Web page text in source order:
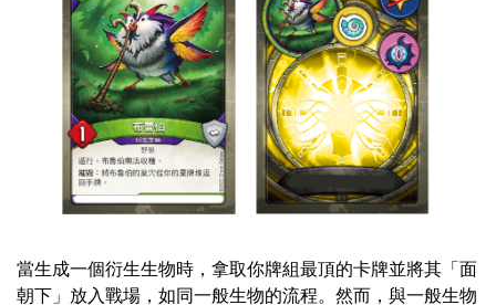
當生成一個衍生生物時，拿取你牌組最頂的卡牌並將其「面
朝下」放入戰場，如同一般生物的流程。然而，與一般生物